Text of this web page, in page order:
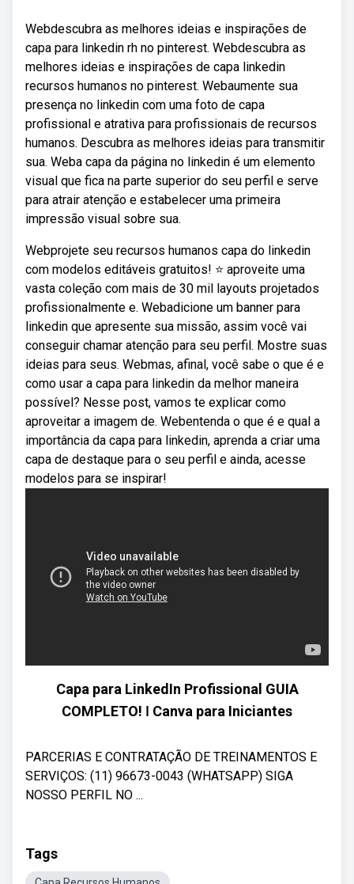
Webdescubra as melhores ideias e inspirações de
capa para linkedin rh no pinterest. Webdescubra as
melhores ideias e inspirações de capa linkedin
recursos humanos no pinterest. Webaumente sua
presença no linkedin com uma foto de capa
profissional e atrativa para profissionais de recursos
humanos. Descubra as melhores ideias para transmitir
sua. Weba capa da página no linkedin é um elemento
visual que fica na parte superior do seu perfil e serve
para atrair atenção e estabelecer uma primeira
impressão visual sobre sua.
Webprojete seu recursos humanos capa do linkedin
com modelos editáveis gratuitos! ⭐️ aproveite uma
vasta coleção com mais de 30 mil layouts projetados
profissionalmente e. Webadicione um banner para
linkedin que apresente sua missão, assim você vai
conseguir chamar atenção para seu perfil. Mostre suas
ideias para seus. Webmas, afinal, você sabe o que é e
como usar a capa para linkedin da melhor maneira
possível? Nesse post, vamos te explicar como
aproveitar a imagem de. Webentenda o que é e qual a
importância da capa para linkedin, aprenda a criar uma
capa de destaque para o seu perfil e ainda, acesse
modelos para se inspirar!
Capa para LinkedIn Profissional GUIA
COMPLETO! ǀ Canva para Iniciantes
PARCERIAS E CONTRATAÇÃO DE TREINAMENTOS E
SERVIÇOS: (11) 96673-0043 (WHATSAPP) SIGA
NOSSO PERFIL NO ...
Tags